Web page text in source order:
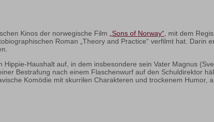
Kinos der norwegische Film „Sons of Norway“ , mit dem
Roman „Theory and Practice“ verfilmt hat.
Haushalt auf, in dem insbesondere sein Vater Magnus
Bestrafung nach einem Flaschenwurf auf den Schuldirektor
Komödie mit skurrilen Charakteren und trockenem